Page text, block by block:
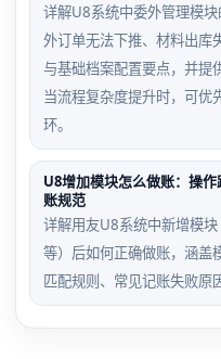
详解U8系统中委外管理模
外订单无法下推、材料出库
与基础档案配置要点，并提
当流程复杂度提升时，可优
环。
U8增加模块怎么做账：操
账规范
详解用友U8系统中新增模
等）后如何正确做账，涵盖
匹配规则、常见记账失败原